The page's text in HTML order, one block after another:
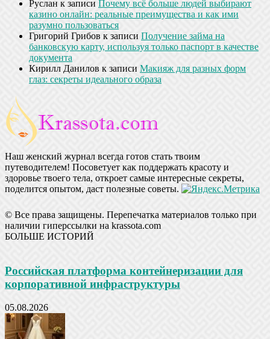
Руслан к записи Почему всё больше людей выбирают
казино онлайн: реальные преимущества и как ими
разумно пользоваться
Григорий Грибов к записи Получение займа на
банковскую карту, используя только паспорт в качестве
документа
Кирилл Данилов к записи Макияж для разных форм
глаз: секреты идеального образа
Наш женский журнал всегда готов стать твоим
путеводителем! Посоветует как поддержать красоту и
здоровье твоего тела, откроет самые интересные секреты,
поделится опытом, даст полезные советы.
© Все права защищены. Перепечатка материалов только при
наличии гиперссылки на krassota.com
БОЛЬШЕ ИСТОРИЙ
Российская платформа контейнеризации для
корпоративной инфраструктуры
05.08.2026